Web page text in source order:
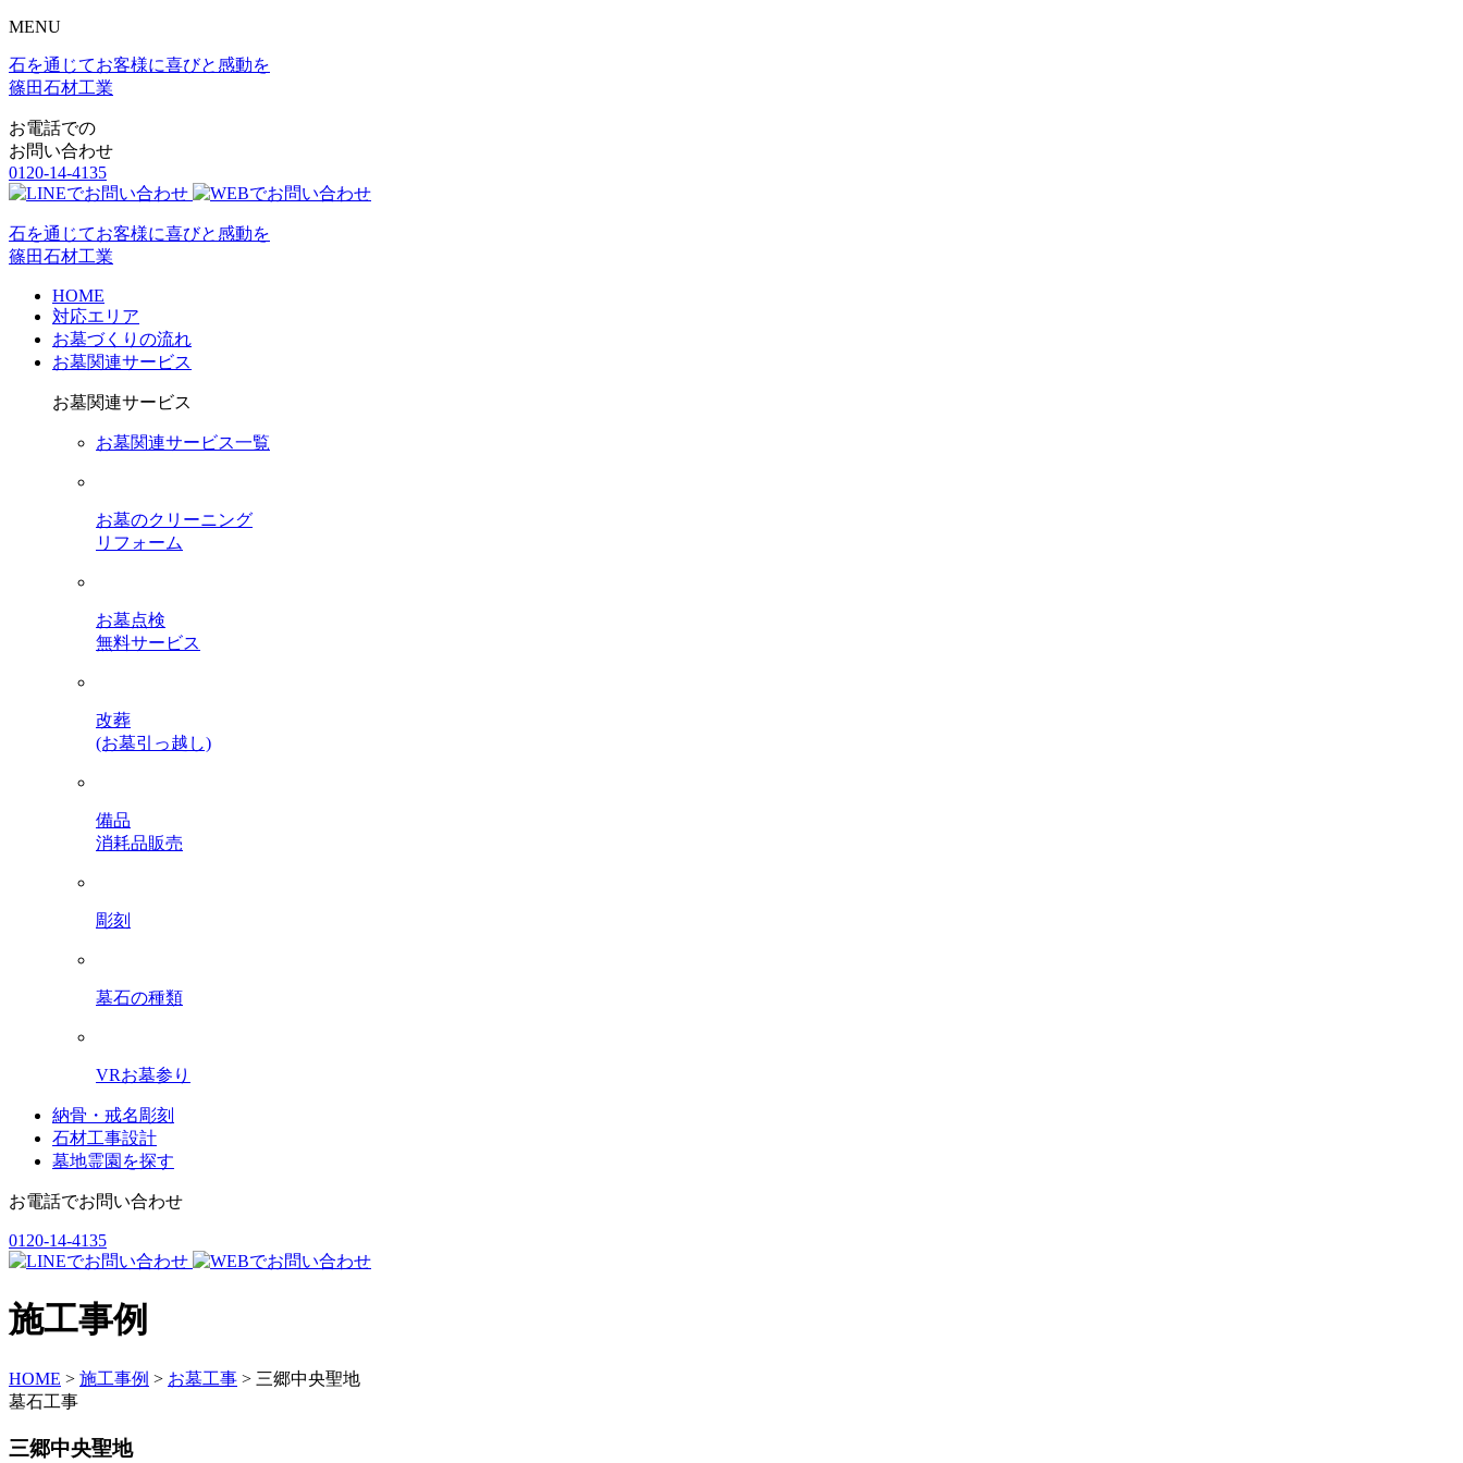
MENU
石を通じてお客様に喜びと感動を
篠田石材工業
お電話での
お問い合わせ
0120-14-4135
石を通じてお客様に喜びと感動を
篠田石材工業
HOME
対応エリア
お墓づくりの流れ
お墓関連サービス
お墓関連サービス
お墓関連サービス一覧
お墓のクリーニング
リフォーム
お墓点検
無料サービス
改葬
(お墓引っ越し)
備品
消耗品販売
彫刻
墓石の種類
VRお墓参り
納骨・戒名彫刻
石材工事設計
墓地霊園を探す
お電話でお問い合わせ
0120-14-4135
施工事例
HOME > 施工事例 > お墓工事 > 三郷中央聖地
墓石工事
三郷中央聖地